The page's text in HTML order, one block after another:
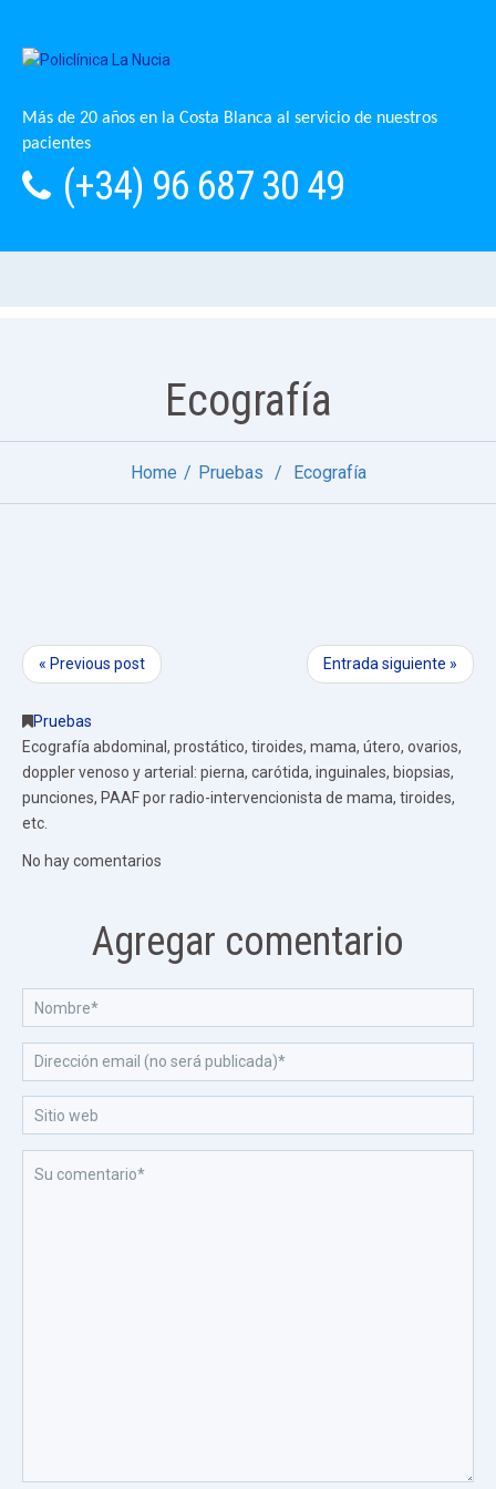
Más de 20 años en la Costa Blanca al servicio de nuestros
pacientes
(+34) 96 687 30 49
Ecografía
Home Pruebas Ecografía
« Previous post Entrada siguiente »
Pruebas
Ecografía abdominal, prostático, tiroides, mama, útero, ovarios,
doppler venoso y arterial: pierna, carótida, inguinales, biopsias,
punciones, PAAF por radio-intervencionista de mama, tiroides,
etc.
No hay comentarios
Agregar comentario